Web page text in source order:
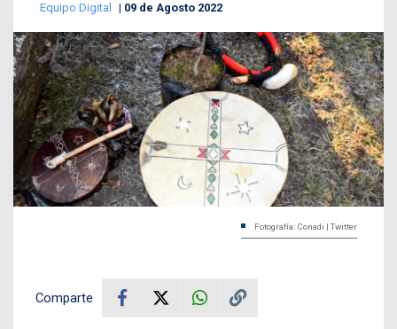
Equipo Digital 09 de Agosto 2022
Fotografía: Conadi | Twitter
Comparte